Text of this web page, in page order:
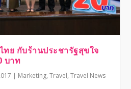
ทย กับร้านประชารัฐสุขใจ
บาท
| Marketing, Travel, Travel News